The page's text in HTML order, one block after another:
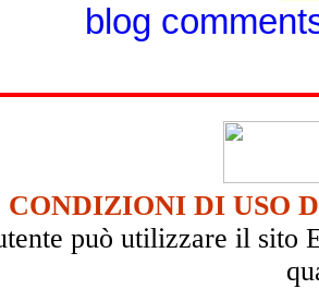
blog
CONDIZIONI DI USO
può utilizzare il sito